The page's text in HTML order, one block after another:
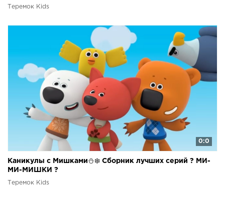
Теремок Kids
0:0
Каникулы с Мишками⛄❄️ Сборник лучших серий ? МИ-
МИ-МИШКИ ?
Теремок Kids